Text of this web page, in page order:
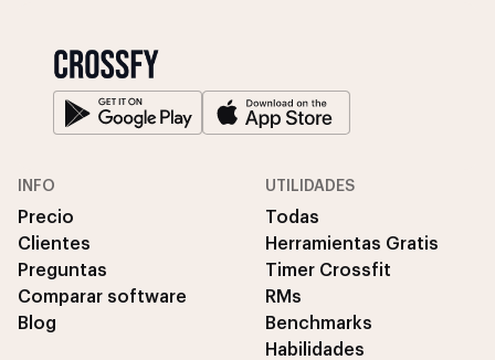
INFO
Precio
Clientes
Preguntas
Comparar software
Blog
UTILIDADES
Todas
Herramientas Gratis
Timer Crossfit
RMs
Benchmarks
Habilidades